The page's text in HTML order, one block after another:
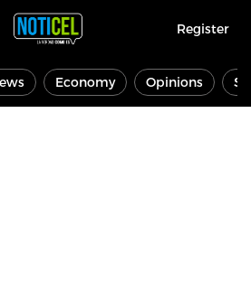
Register
Economy Opinions